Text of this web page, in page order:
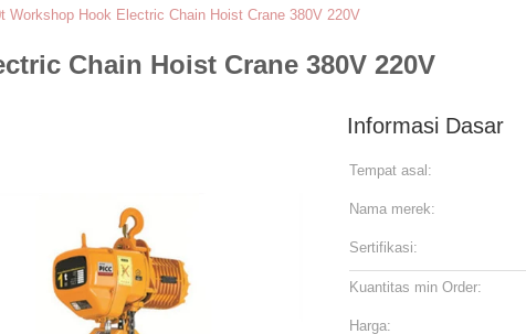
Workshop Hook Electric Chain Hoist Crane 380V 220V
Chain Hoist Crane 380V 220V
Informasi Dasar
Tempat asal:
Nama merek:
Sertifikasi:
Kuantitas min Order:
Harga: